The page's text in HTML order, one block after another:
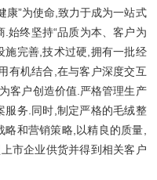
康”为使命,致力于成为一站式
始终坚持“品质为本、客户为
施完善,技术过硬,拥有一批经
有机结合,在与客户深度交互
客户创造价值.严格管理生产
服务.同时,制定严格的毛绒整
和营销策略,以精良的质量,
市企业供货并得到相关客户